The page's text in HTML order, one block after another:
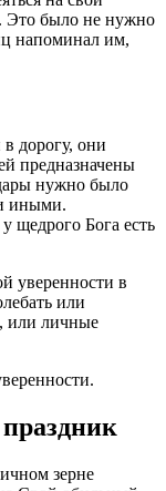
Это было не нужно
напоминал им,
дорогу, они
предназначены
нужно было
иными.
щедрого Бога есть
уверенности в
или
или личные
зерне